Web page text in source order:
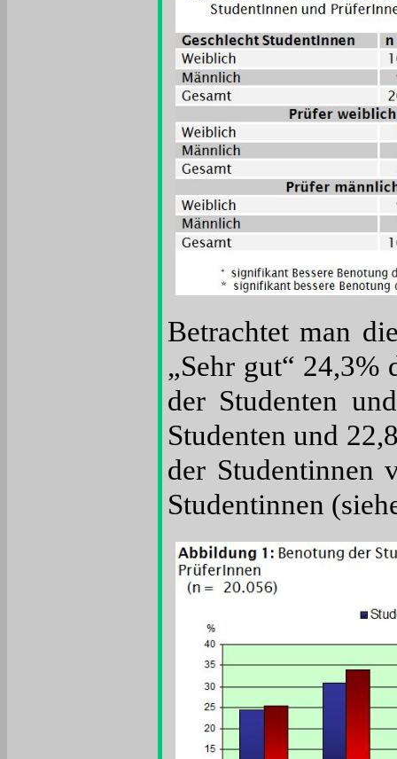
Betrachtet man
„Sehr gut“ 24,3%
der Studenten
Studenten und
der Studentinnen
Studentinnen